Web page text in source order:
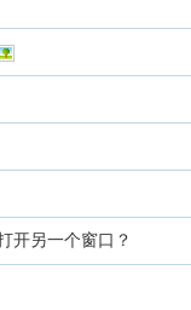
开另一个窗口？